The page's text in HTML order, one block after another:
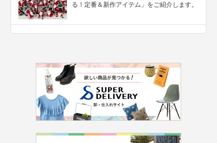
る！定番＆新作アイテム」をご紹介します。